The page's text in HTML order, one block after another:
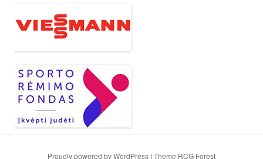
Proudly powered by WordPress | Theme RCG Forest